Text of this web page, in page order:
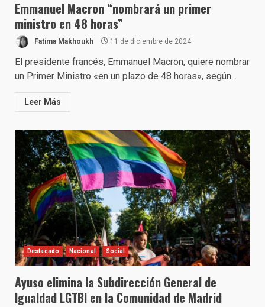
Emmanuel Macron “nombrará un primer
ministro en 48 horas”
Fatima Makhoukh 11 de diciembre de 2024
El presidente francés, Emmanuel Macron, quiere nombrar
un Primer Ministro «en un plazo de 48 horas», según...
Leer Más
Destacado Nacional Social
Ayuso elimina la Subdirección General de
Igualdad LGTBI en la Comunidad de Madrid